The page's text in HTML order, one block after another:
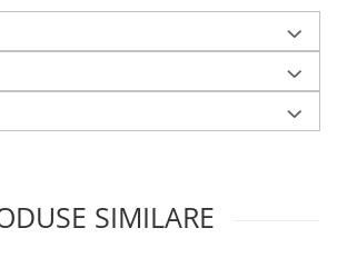
SIMILARE